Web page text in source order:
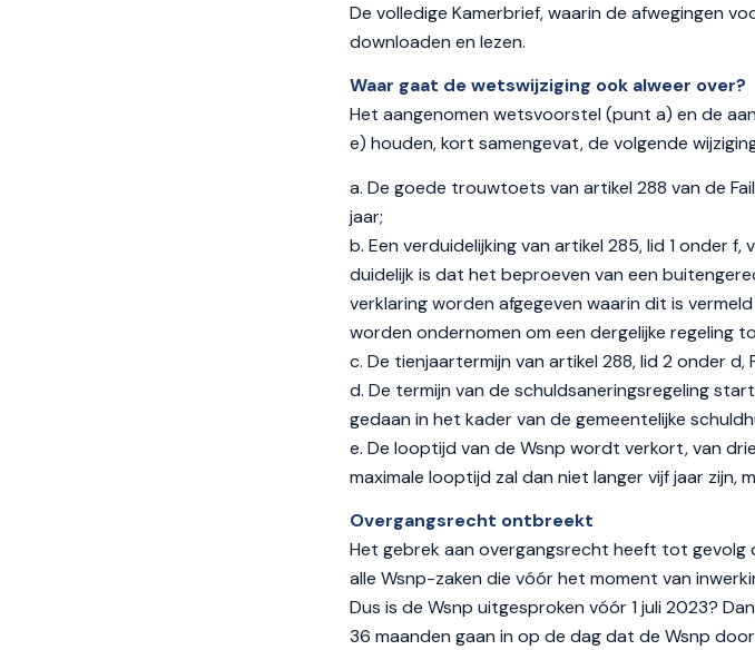
De volledige Kamerbrief, waarin de afwegingen
downloaden en lezen.
Waar gaat de wetswijziging ook alweer over?
Het aangenomen wetsvoorstel (punt a) en de
e) houden, kort samengevat, de volgende
a. De goede trouwtoets van artikel 288 van de
jaar;
b. Een verduidelijking van artikel 285, lid 1 onder
duidelijk is dat het beproeven van een
verklaring worden afgegeven waarin dit is
worden ondernomen om een dergelijke regeling
c. De tienjaartermijn van artikel 288, lid 2 onder
d. De termijn van de schuldsaneringsregeling
gedaan in het kader van de gemeentelijke
e. De looptijd van de Wsnp wordt verkort, van
maximale looptijd zal dan niet langer vijf jaar zijn,
Overgangsrecht ontbreekt
Het gebrek aan overgangsrecht heeft tot gevolg
alle Wsnp-zaken die vóór het moment van
Dus is de Wsnp uitgesproken vóór 1 juli 2023?
36 maanden gaan in op de dag dat de Wsnp